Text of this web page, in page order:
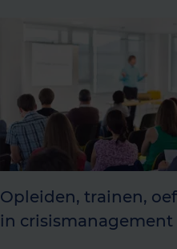
Opleiden, trainen,
in crisismanagement